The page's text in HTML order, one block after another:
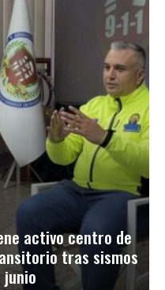
activo centro de
tras sismos